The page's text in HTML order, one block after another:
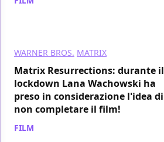
WARNER BROS. MATRIX
Matrix Resurrections: durante il
lockdown Lana Wachowski ha
preso in considerazione l'idea di
non completare il film!
FILM